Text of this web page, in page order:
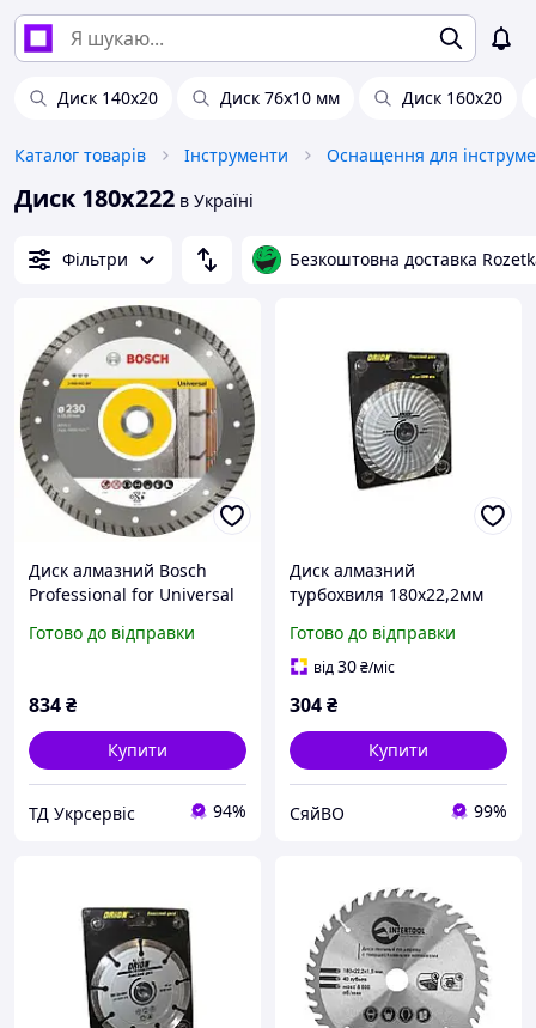
Диск 140х20 Диск 76х10 мм Диск 160х20
Каталог товарів Інструменти Оснащення для
Диск 180х222 в Україні
Фільтри Безкоштовна доставка
Диск алмазний Bosch
Professional for Universal
мм)
Готово до відправки
834₴
Купити
ТД Укрсервіс 94%
Диск алмазний
турбохвиля 180х22,2мм
Готово до відправки
від30₴/міс
304₴
Купити
СяйВО 99%